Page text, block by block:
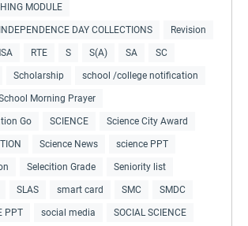
MODULE
DAY COLLECTIONS Revision
RTE S S(A) SA SC
Scholarship school /college notification
Morning Prayer
Go SCIENCE Science City Award
Science News science PPT
Selecition Grade Seniority list
SLAS smart card SMC SMDC
PPT social media SOCIAL SCIENCE